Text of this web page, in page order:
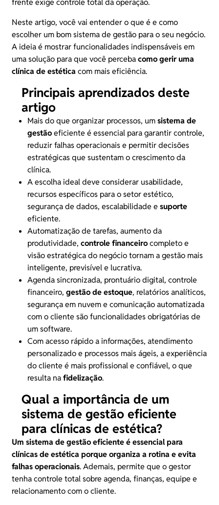
frente exige controle total da operação.
Neste artigo, você vai entender o que é e como
escolher um bom sistema de gestão para o seu negócio.
A ideia é mostrar funcionalidades indispensáveis em
uma solução para que você percebacomogerir uma
clínica de estéticacom mais eficiência.
Principais aprendizados deste
artigo
Mais do que organizar processos, umsistema de
gestãoeficiente é essencial para garantir controle,
reduzir falhas operacionais e permitir decisões
estratégicas que sustentam o crescimento da
clínica.
A escolha ideal deve considerar usabilidade,
recursos específicos para o setor estético,
segurança de dados, escalabilidade e suporte
eficiente.
Automatização de tarefas, aumento da
produtividade, controle financeirocompleto e
visão estratégica do negócio tornam a gestão mais
inteligente, previsível e lucrativa.
Agenda sincronizada, prontuário digital, controle
financeiro, gestão de estoque, relatórios analíticos,
segurança em nuvem e comunicação automatizada
com o cliente são funcionalidades obrigatórias de
um software.
Com acesso rápido a informações, atendimento
personalizado e processos mais ágeis, a experiência
do cliente é mais profissional e confiável, o que
resulta nafidelização.
Qual a importância de um
sistema de gestão eficiente
para clínicas de estética?
Um sistema de gestão eficiente é essencial para
clínicas de estética porque organiza a rotina e evita
falhas operacionais. Ademais, permite que o gestor
tenha controle total sobre agenda, finanças, equipe e
relacionamento com o cliente.